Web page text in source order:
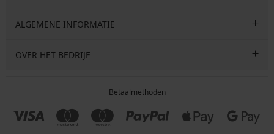
ALGEMENE INFORMATIE
OVER HET BEDRIJF
Betaalmethoden